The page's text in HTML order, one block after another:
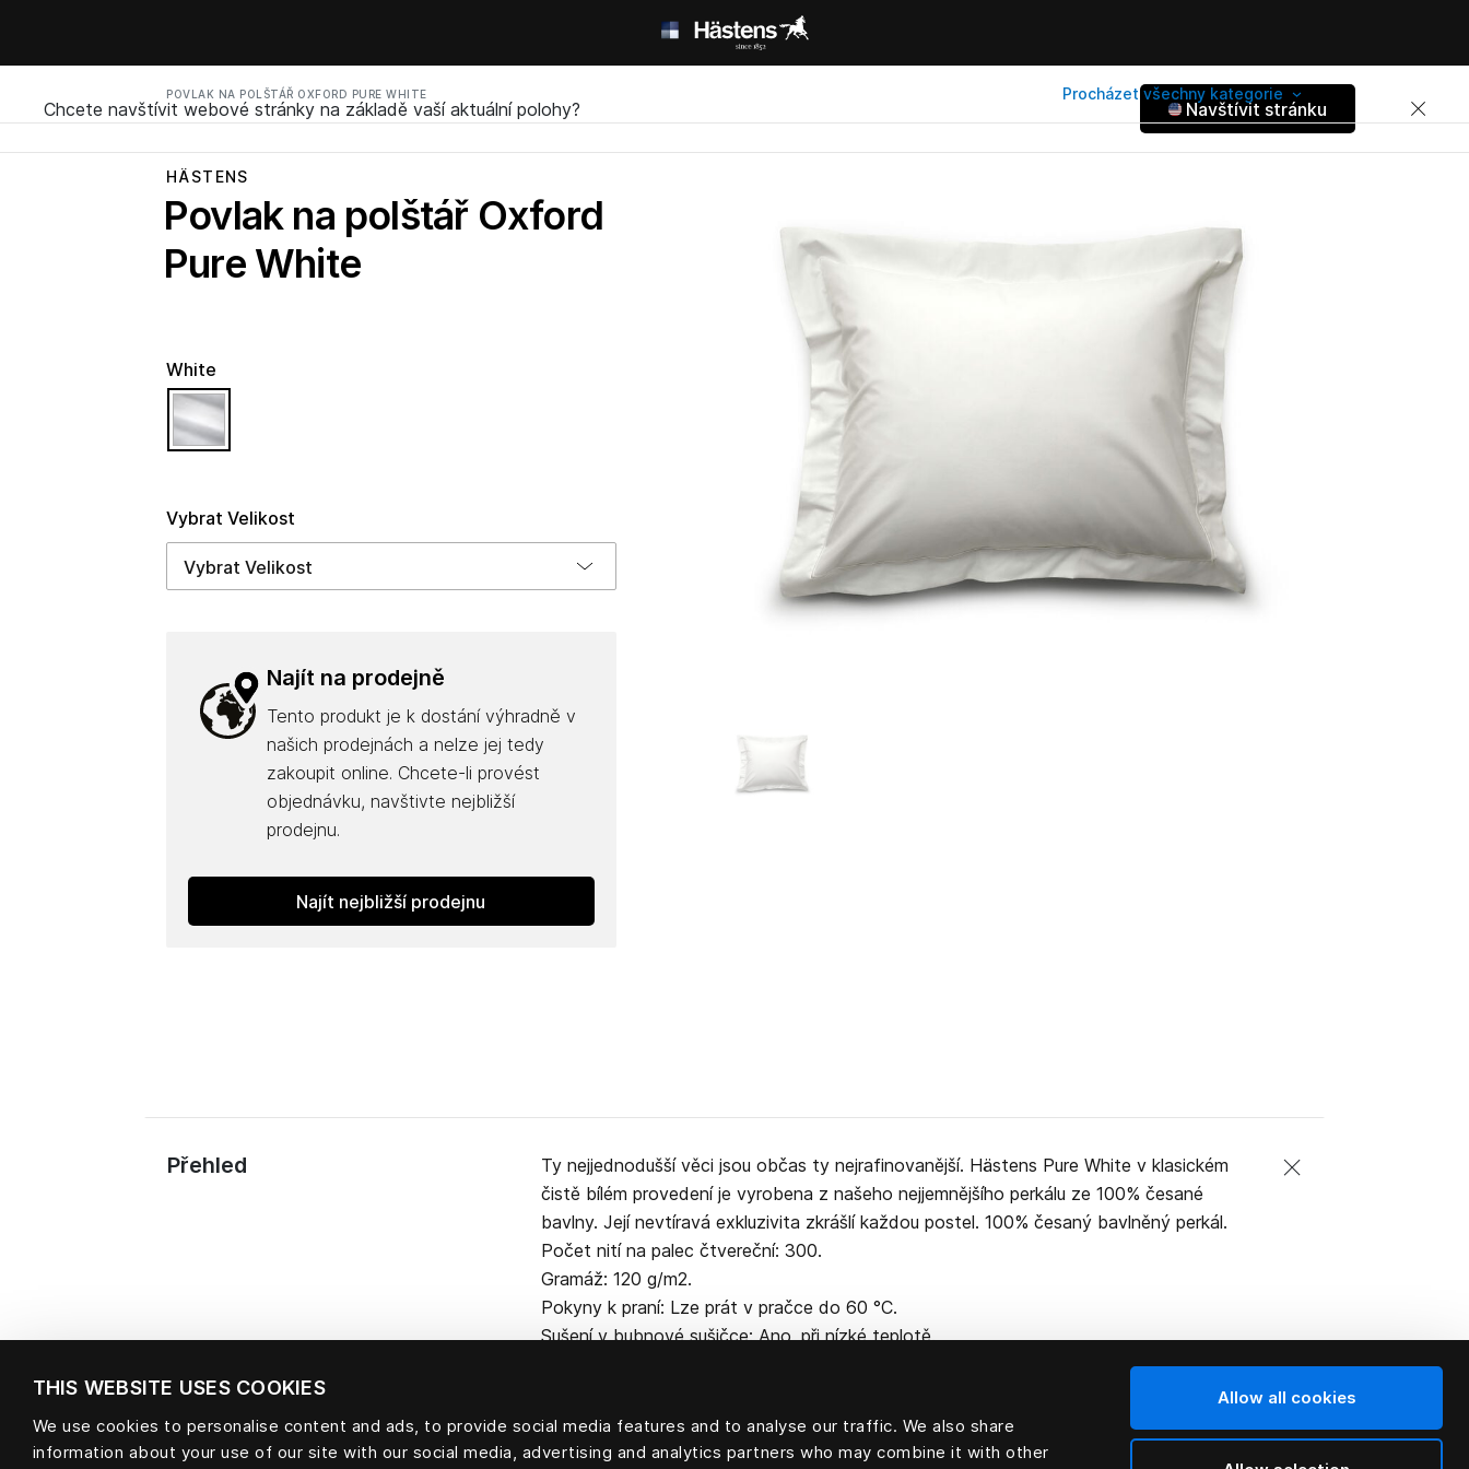
THIS WEBSITE USES COOKIES
We use cookies to personalise content and ads, to provide social media features and to analyse our traffic. We also share
information about your use of our site with our social media, advertising and analytics partners who may combine it with other
Allow all cookies
POVLAK NA POLŠTÁŘ OXFORD PURE WHITE Procházet všechny kategorie
Chcete navštívit webové stránky na základě vaší aktuální polohy? Navštívit stránku
HÄSTENS
Povlak na polštář Oxford
Pure White
Vybrat Velikost
White
Najít na prodejně
Tento produkt je k dostání výhradně v
našich prodejnách a nelze jej tedy
zakoupit online. Chcete-li provést
objednávku, navštivte nejbližší
prodejnu.
Najít nejbližší prodejnu
Přehled
Ty nejjednodušší věci jsou občas ty nejrafinovanější. Hästens Pure White v klasickém
čistě bílém provedení je vyrobena z našeho nejjemnějšího perkálu ze 100% česané
bavlny. Její nevtíravá exkluzivita zkrášlí každou postel. 100% česaný bavlněný perkál.
Počet nití na palec čtvereční: 300.
Gramáž: 120 g/m2.
Pokyny k praní: Lze prát v pračce do 60 °C.
Sušení v bubnové sušičce: Ano, při nízké teplotě.
Materiál 100% bavlna